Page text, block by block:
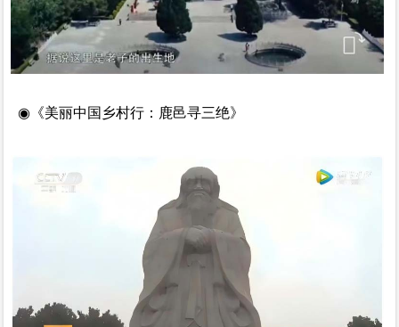
◉《美丽中国乡村行：鹿邑寻三绝》